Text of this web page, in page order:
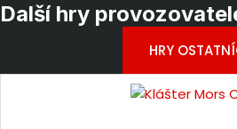
Další hry
HRY